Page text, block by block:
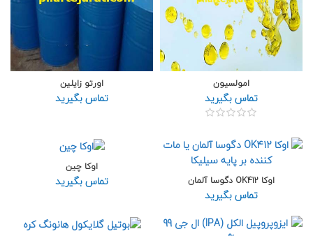
امولسیون
تماس بگیرید
اورتو زایلین
تماس بگیرید
اوکا OK412 دگوسا آلمان
تماس بگیرید
اوکا چین
تماس بگیرید